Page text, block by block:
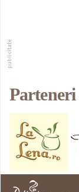
Parteneri